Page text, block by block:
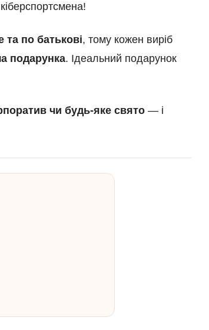
та по батькові, тому кожен виріб
подарунка. Ідеальний подарунок
чи будь-яке свято— і